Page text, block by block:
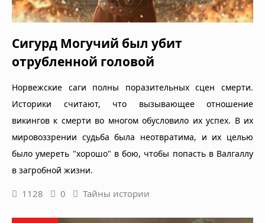
Сигурд Могучий был убит
отрубленной головой
Норвежские саги полны поразительных сцен смерти.
Историки считают, что вызывающее отношение
викингов к смерти во многом обусловило их успех. В их
мировоззрении судьба была неотвратима, и их целью
было умереть "хорошо" в бою, чтобы попасть в Валгаллу
в загробной жизни.
1128 0 Тайны истории